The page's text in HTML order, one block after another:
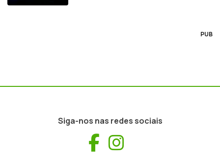
PUB
Siga-nos nas redes sociais
Facebook